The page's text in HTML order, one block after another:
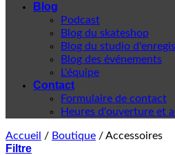
Blog
Podcast
Blog du skateshop
Blog du studio
Blog des événements
L'équipe
Contact
Formulaire de contact
Heures d'ouverture et
Accueil / Boutique /Accessoires
Filtre